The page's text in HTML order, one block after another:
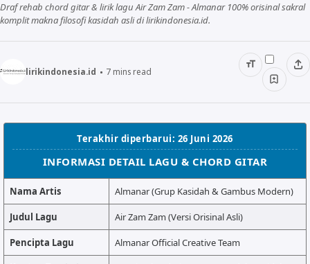
ALMANAR
RELIGI RAMADHAN
NISA SABYAN
Draf rehab chord gitar & lirik lagu Air Zam Zam - Almanar 100% orisinal sakral
komplit makna filosofi kasidah asli di lirikindonesia.id.
lirikindonesia.id 7mins read
Terakhir diperbarui: 26 Juni 2026
INFORMASI DETAIL LAGU & CHORD GITAR
Nama Artis Almanar (Grup Kasidah & Gambus Modern)
Judul Lagu Air Zam Zam (Versi Orisinal Asli)
Pencipta Lagu Almanar Official Creative Team